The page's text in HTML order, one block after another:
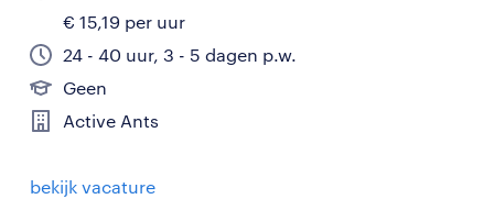
€ 15,19 per uur
24 - 40 uur, 3 - 5 dagen p.w.
Geen
Active Ants
bekijk vacature